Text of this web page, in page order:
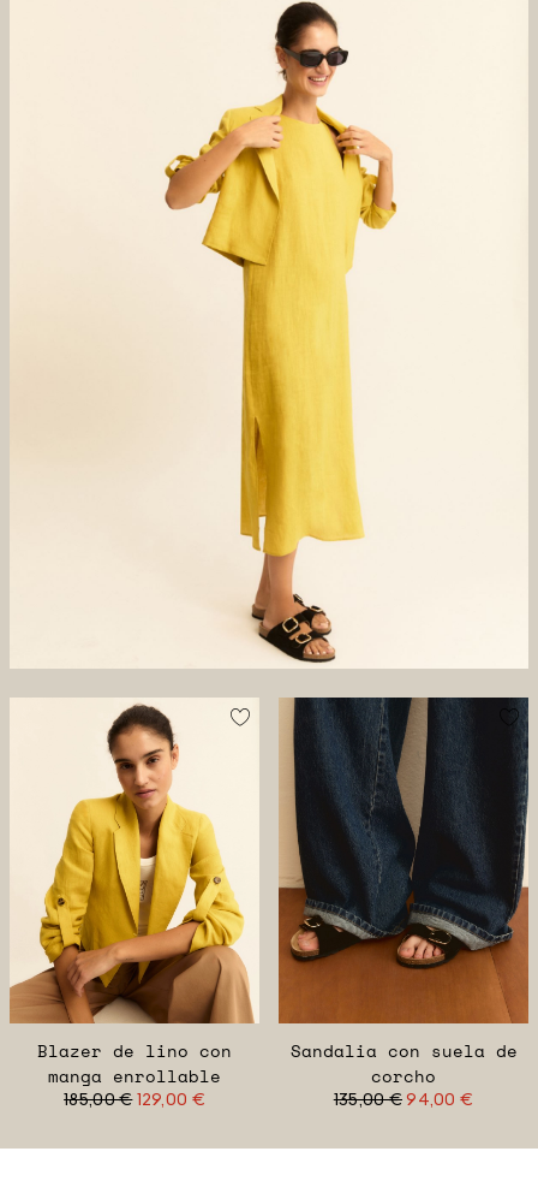
Blazer de lino con
manga enrollable
185,00 € 129,00 €
Sandalia con suela de
corcho
135,00 € 94,00 €